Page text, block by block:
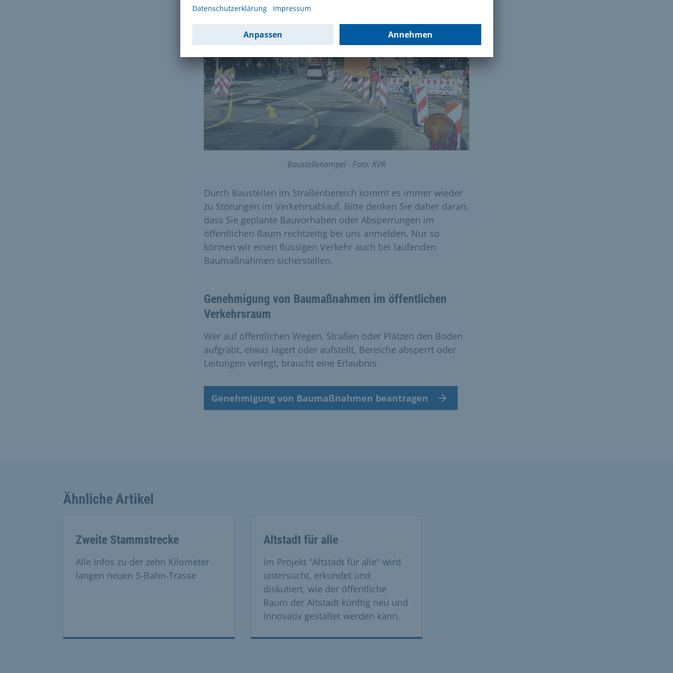
Baustellenampel - Foto: KVR
Durch Baustellen im Straßenbereich kommt es immer wieder
zu Störungen im Verkehrsablauf. Bitte denken Sie daher daran,
dass Sie geplante Bauvorhaben oder Absperrungen im
öffentlichen Raum rechtzeitig bei uns anmelden. Nur so
können wir einen flüssigen Verkehr auch bei laufenden
Baumaßnahmen sicherstellen.
Genehmigung von Baumaßnahmen im öffentlichen
Verkehrsraum
Wer auf öffentlichen Wegen, Straßen oder Plätzen den Boden
aufgräbt, etwas lagert oder aufstellt, Bereiche absperrt oder
Leitungen verlegt, braucht eine Erlaubnis.
Genehmigung von Baumaßnahmen beantragen
Ähnliche Artikel
Zweite Stammstrecke
Alle Infos zu der zehn Kilometer
langen neuen S-Bahn-Trasse
Altstadt für alle
Im Projekt "Altstadt für alle" wird
untersucht, erkundet und
diskutiert, wie der öffentliche
Raum der Altstadt künftig neu und
innovativ gestaltet werden kann.